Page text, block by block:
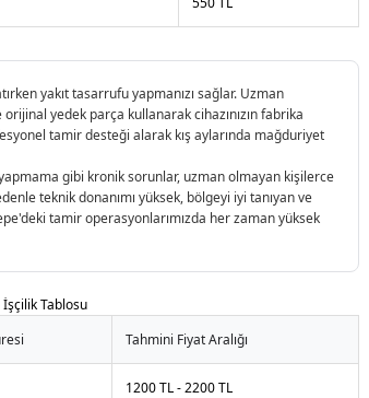
yakıt tasarrufu yapmanızı sağlar. Uzman
yedek parça kullanarak cihazınızın fabrika
tamir desteği alarak kış aylarında mağduriyet
gibi kronik sorunlar, uzman olmayan kişilerce
teknik donanımı yüksek, bölgeyi iyi tanıyan ve
tamir operasyonlarımızda her zaman yüksek
Tablosu
Tahmini Fiyat Aralığı
1200 TL - 2200 TL